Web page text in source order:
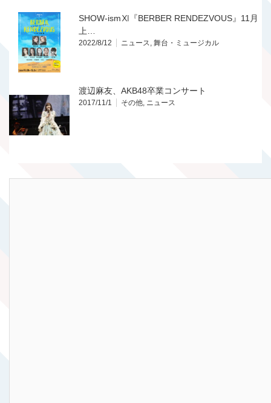
SHOW-ismⅪ『BERBER RENDEZVOUS』11月
上…
2022/8/12 ニュース, 舞台・ミュージカル
渡辺麻友、AKB48卒業コンサート
2017/11/1 その他, ニュース